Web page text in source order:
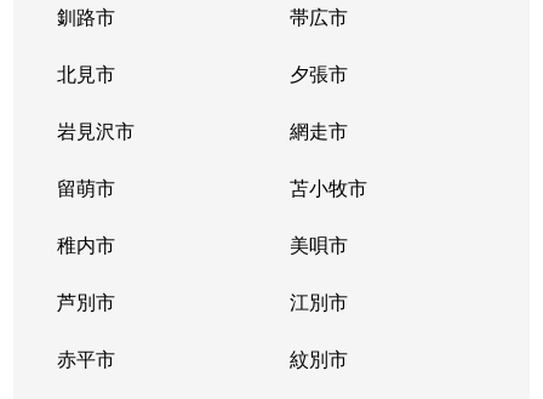
釧路市 帯広市
北見市 夕張市
岩見沢市 網走市
留萌市 苫小牧市
稚内市 美唄市
芦別市 江別市
赤平市 紋別市